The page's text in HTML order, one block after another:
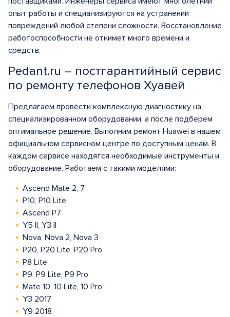
опыт работы и специализируются на устранении
повреждений любой степени сложности. Восстановление
работоспособности не отнимет много времени и
средств.
Pedant.ru – постгарантийный сервис
по ремонту телефонов Хуавей
Предлагаем провести комплексную диагностику на
специализированном оборудовании, а после подберем
оптимальное решение. Выполним ремонт Huawei в нашем
официальном сервисном центре по доступным ценам. В
каждом сервисе находятся необходимые инструменты и
оборудование. Работаем с такими моделями:
Ascend Mate 2, 7
P10, P10 Lite
Ascend P7
Y5 II, Y3 II
Nova, Nova 2, Nova 3
P20, P20 Lite, P20 Pro
P8 Lite
P9, P9 Lite, P9 Pro
Mate 10, 10 Lite, 10 Pro
Y3 2017
Y9 2018